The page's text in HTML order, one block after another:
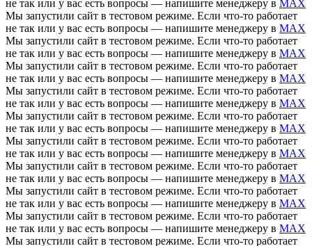
не так или у вас есть вопросы — напишите менеджеру в MAX
Мы запустили сайт в тестовом режиме. Если что-то работает
не так или у вас есть вопросы — напишите менеджеру в MAX
Мы запустили сайт в тестовом режиме. Если что-то работает
не так или у вас есть вопросы — напишите менеджеру в MAX
Мы запустили сайт в тестовом режиме. Если что-то работает
не так или у вас есть вопросы — напишите менеджеру в MAX
Мы запустили сайт в тестовом режиме. Если что-то работает
не так или у вас есть вопросы — напишите менеджеру в MAX
Мы запустили сайт в тестовом режиме. Если что-то работает
не так или у вас есть вопросы — напишите менеджеру в MAX
Мы запустили сайт в тестовом режиме. Если что-то работает
не так или у вас есть вопросы — напишите менеджеру в MAX
Мы запустили сайт в тестовом режиме. Если что-то работает
не так или у вас есть вопросы — напишите менеджеру в MAX
Мы запустили сайт в тестовом режиме. Если что-то работает
не так или у вас есть вопросы — напишите менеджеру в MAX
Мы запустили сайт в тестовом режиме. Если что-то работает
не так или у вас есть вопросы — напишите менеджеру в MAX
Мы запустили сайт в тестовом режиме. Если что-то работает